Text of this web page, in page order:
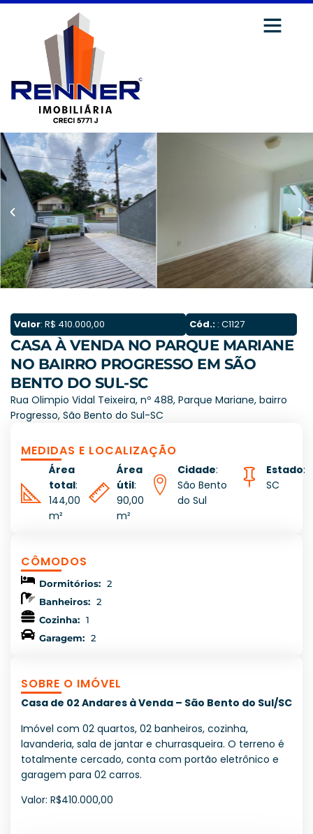
Valor: R$ 410.000,00 Cód.: : C1127
CASA À VENDA NO PARQUE MARIANE
NO BAIRRO PROGRESSO EM SÃO
BENTO DO SUL-SC
Rua Olimpio Vidal Teixeira, nº 488, Parque Mariane, bairro
Progresso, São Bento do Sul-SC
MEDIDAS E LOCALIZAÇÃO
Área
total:
144,00
m²
Área
útil:
90,00
m²
Cidade:
São Bento
do Sul
Estado:
SC
CÔMODOS
Dormitórios: 2
Banheiros: 2
Cozinha: 1
Garagem: 2
SOBRE O IMÓVEL
Casa de 02 Andares à Venda – São Bento do Sul/SC
Imóvel com 02 quartos, 02 banheiros, cozinha,
lavanderia, sala de jantar e churrasqueira. O terreno é
totalmente cercado, conta com portão eletrônico e
garagem para 02 carros.
Valor: R$410.000,00